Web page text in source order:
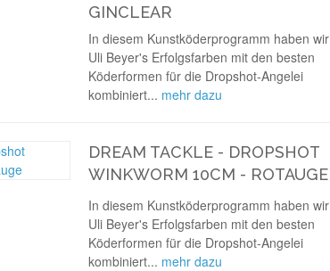
GINCLEAR
In diesem Kunstköderprogramm haben wir
Uli Beyer's Erfolgsfarben mit den besten
Köderformen für die Dropshot-Angelei
kombiniert... mehr dazu
DREAM TACKLE - DROPSHOT
WINKWORM 10CM - ROTAUGE
In diesem Kunstköderprogramm haben wir
Uli Beyer's Erfolgsfarben mit den besten
Köderformen für die Dropshot-Angelei
kombiniert... mehr dazu